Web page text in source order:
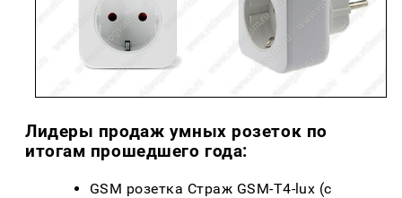
Лидеры продаж умных розеток по
итогам прошедшего года:
GSM розетка Страж GSM-T4-lux (с